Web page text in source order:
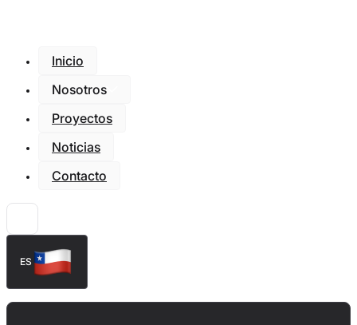
Inicio
Nosotros
Proyectos
Noticias
Contacto
ES